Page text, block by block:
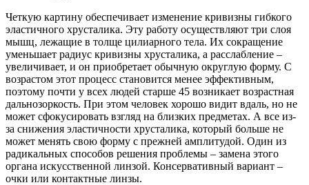
Четкую картину обеспечивает изменение кривизны гибкого
эластичного хрусталика. Эту работу осуществляют три слоя
мышц, лежащие в толще цилиарного тела. Их сокращение
уменьшает радиус кривизны хрусталика, а расслабление –
увеличивает, и он приобретает обычную округлую форму. С
возрастом этот процесс становится менее эффективным,
поэтому почти у всех людей старше 45 возникает возрастная
дальнозоркость. При этом человек хорошо видит вдаль, но не
может сфокусировать взгляд на близких предметах. А все из-
за снижения эластичности хрусталика, который больше не
может менять свою форму с прежней амплитудой. Один из
радикальных способов решения проблемы – замена этого
органа искусственной линзой. Консервативный вариант –
очки или контактные линзы.